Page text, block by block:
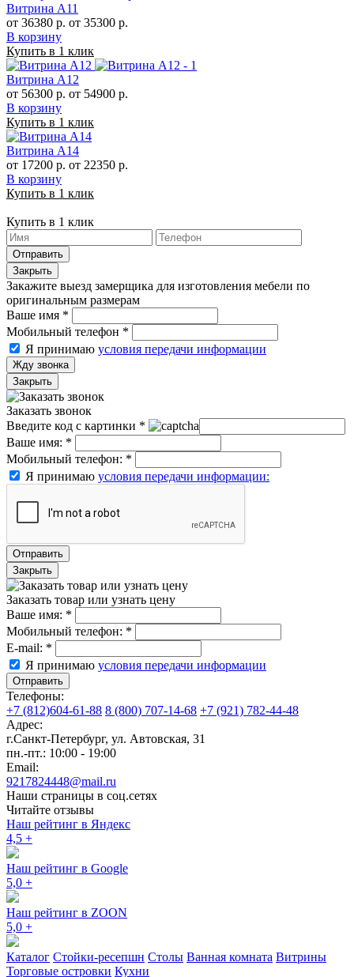
Витрина А11
от 36380 р. от 35300 р.
В корзину
Купить в 1 клик
Витрина А12
от 56300 р. от 54900 р.
В корзину
Купить в 1 клик
Витрина А14
от 17200 р. от 22350 р.
В корзину
Купить в 1 клик
Купить в 1 клик
Отправить
Закрыть
Закажите выезд замерщика для изготовления мебели по
оригинальным размерам
Ваше имя *
Мобильный телефон *
Я принимаю условия передачи информации
Жду звонка
Закрыть
Заказать звонок
Введите код с картинки *
Ваше имя: *
Мобильный телефон: *
Я принимаю условия передачи информации:
Отправить
Закрыть
Заказать товар или узнать цену
Ваше имя: *
Мобильный телефон: *
E-mail: *
Я принимаю условия передачи информации
Отправить
Телефоны:
+7 (812)604-61-88 8 (800) 707-14-68 +7 (921) 782-44-48
Адрес:
г.Санкт-Петербург, ул. Автовская, 31
пн.-пт.: 10:00 - 19:00
Email:
9217824448@mail.ru
Наши страницы в соц.сетях
Читайте отзывы
Наш рейтинг в Яндекс
4,5 +
Наш рейтинг в Google
5,0 +
Наш рейтинг в ZOON
5,0 +
Каталог Стойки-ресепшн Столы Ванная комната Витрины
Торговые островки Кухни